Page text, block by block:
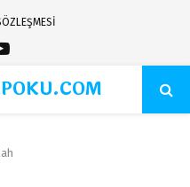
Youtube